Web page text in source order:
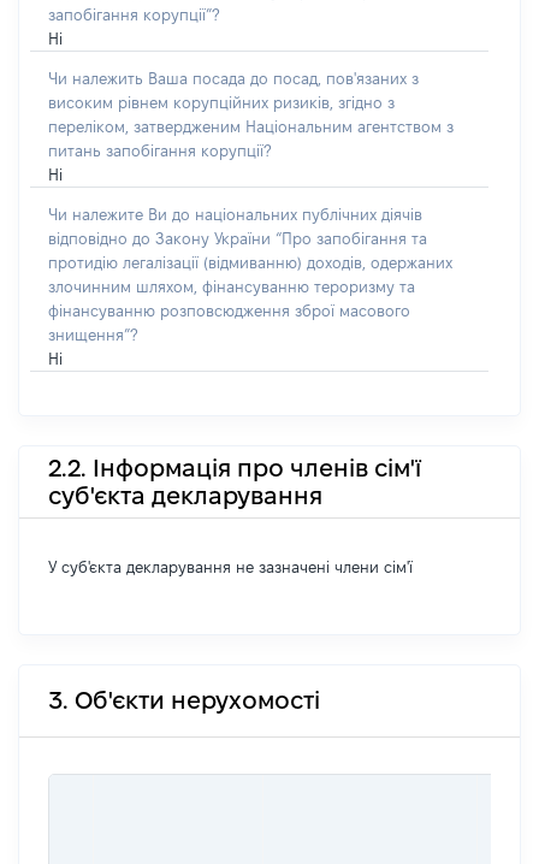
запобігання корупції”?
Ні
Чи належить Ваша посада до посад, пов'язаних з
високим рівнем корупційних ризиків, згідно з
переліком, затвердженим Національним агентством з
питань запобігання корупції?
Ні
Чи належите Ви до національних публічних діячів
відповідно до Закону України “Про запобігання та
протидію легалізації (відмиванню) доходів, одержаних
злочинним шляхом, фінансуванню тероризму та
фінансуванню розповсюдження зброї масового
знищення”?
Ні
2.2. Інформація про членів сім'ї
суб'єкта декларування
У суб'єкта декларування не зазначені члени сім'ї
3. Об'єкти нерухомості